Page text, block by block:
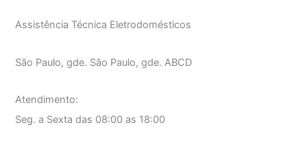
Assistência Técnica Eletrodomésticos
São Paulo, gde. São Paulo, gde. ABCD
Atendimento:
Seg. a Sexta das 08:00 as 18:00